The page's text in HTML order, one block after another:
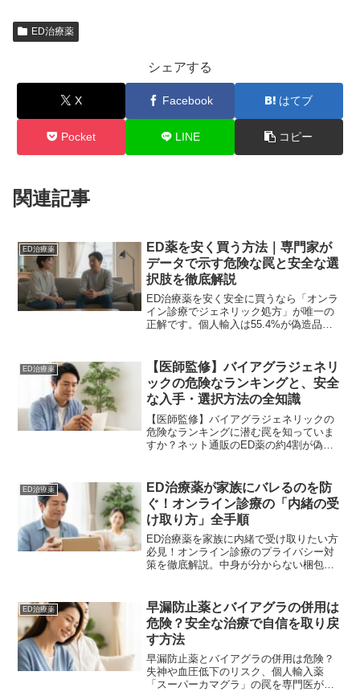
ED治療薬
シェアする
X Facebook はてブ
Pocket LINE コピー
関連記事
ED治療薬
ED薬を安く買う方法｜専門家が
データで示す危険な罠と安全な選
択肢を徹底解説
ED治療薬を安く安全に買うなら「オンラ
イン診療でジェネリック処方」が唯一の
正解です。個人輸入は55.4%が偽造品と
クの選び方を解説します。
ED治療薬
【医師監修】バイアグラジェネリ
ックの危険なランキングと、安全
な入手・選択方法の全知識
【医師監修】バイアグラジェネリックの
危険なランキングに潜む罠を知っていま
すか？ネット通販のED薬の約4割が偽物
説。あなたの健康を守るための知識で
す。
ED治療薬
ED治療薬が家族にバレるのを防
ぐ！オンライン診療の「内緒の受
け取り方」全手順
ED治療薬を家族に内緒で受け取りたい方
必見！オンライン診療のプライバシー対
策を徹底解説。中身が分からない梱包、
まで、バレずに安心して薬を手に入れる
ための全知識を公開します。
ED治療薬
早漏防止薬とバイアグラの併用は
危険？安全な治療で自信を取り戻
す方法
早漏防止薬とバイアグラの併用は危険？
失神や血圧低下のリスク、個人輸入薬
「スーパーカマグラ」の罠を専門医が徹